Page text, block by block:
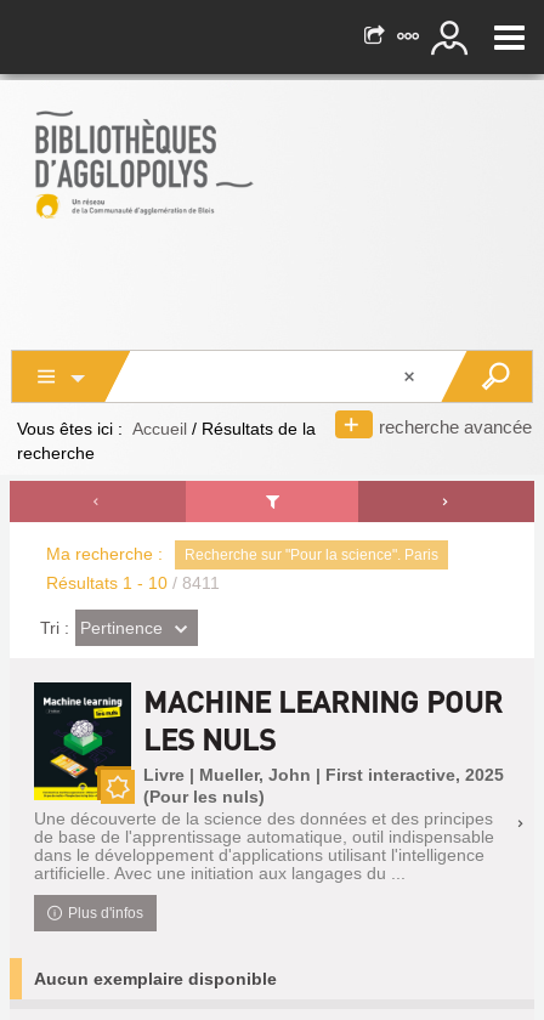
recherche avancée
Vous êtes ici : Accueil / Résultats de la
recherche
Ma recherche : Recherche sur "Pour la science". Paris
Résultats 1 - 10 / 8411
Tri : (Effet
imédiat)
Pertinence
Nouveauté
MACHINE LEARNING POUR
LES NULS
Livre | Mueller, John | First interactive, 2025
(Pour les nuls)
Une découverte de la science des données et des principes
de base de l'apprentissage automatique, outil indispensable
dans le développement d'applications utilisant l'intelligence
artificielle. Avec une initiation aux langages du ...
Plus d'infos
Aucun exemplaire disponible